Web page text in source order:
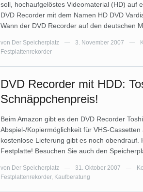
soll, hochaufgelöstes Videomaterial (HD) auf
DVD Recorder mit dem Namen HD DVD
Wann der DVD Recorder auf den deutschen
von Der Speicherplatz — 3. November 2007 —
Festplattenrekorder
DVD Recorder mit HDD:
Schnäppchenpreis!
Beim Amazon gibt es den DVD Recorder
Abspiel-/Kopiermöglichkeit für VHS-
kostenlose Lieferung gibt es noch
Festplatte! Besuchen Sie auch den
von Der Speicherplatz — 31. Oktober 2007 —
Festplattenrekorder, Kaufberatung